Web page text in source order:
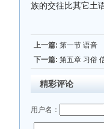
族的交往比其它土
上一篇: 第一节 语音
下一篇: 第五章 习俗
精彩评论
用户名：